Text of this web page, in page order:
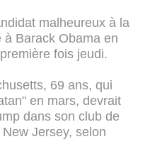
malheureux à la
Barack Obama en
fois jeudi.
69 ans, qui
en mars, devrait
dans son club de
Jersey, selon